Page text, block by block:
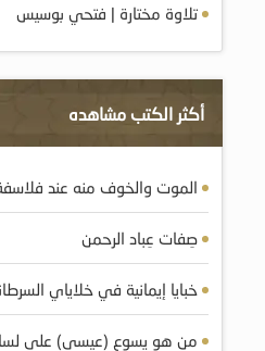
تلاوة مختارة | فتحي بوسيس
أكثر الكتب مشاهده
الموت والخوف منه عند فلاسفة
صِفات عِباد الرحمن
من هو يسوع (عيسى) على